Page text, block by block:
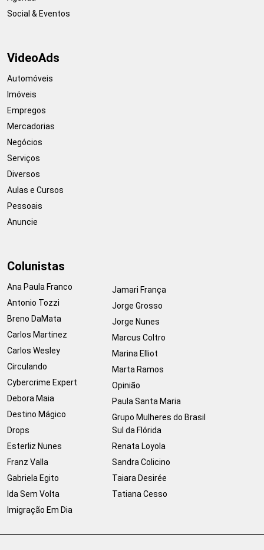
Social & Eventos
VideoAds
Automóveis
Imóveis
Empregos
Mercadorias
Negócios
Serviços
Diversos
Aulas e Cursos
Pessoais
Anuncie
Colunistas
Ana Paula Franco
Antonio Tozzi
Breno DaMata
Carlos Martinez
Carlos Wesley
Circulando
Cybercrime Expert
Debora Maia
Destino Mágico
Drops
Esterliz Nunes
Franz Valla
Gabriela Egito
Ida Sem Volta
Imigração Em Dia
Jamari França
Jorge Grosso
Jorge Nunes
Marcus Coltro
Marina Elliot
Marta Ramos
Opinião
Paula Santa Maria
Grupo Mulheres do Brasil
Sul da Flórida
Renata Loyola
Sandra Colicino
Taiara Desirée
Tatiana Cesso